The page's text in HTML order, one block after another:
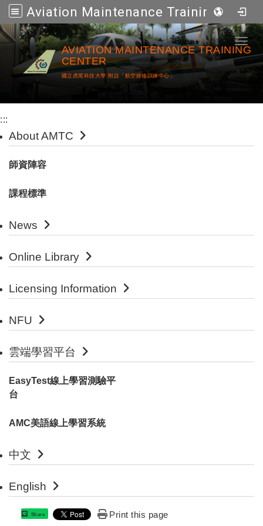
Aviation Maintenance Training Center
Go to main content
AVIATION MAINTENANCE TRAINING
CENTER
國立虎尾科技大學 附設「航空維修訓練中心」
:::
About AMTC
師資陣容
課程標準
News
Online Library
Licensing Information
NFU
雲端學習平台
EasyTest線上學習測驗平
台
AMC美語線上學習系統
中文
English
Share Print this page